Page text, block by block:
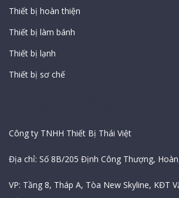
Thiết bị hoàn thiện
Thiết bị làm bánh
Thiết bị lạnh
Thiết bị sơ chế
Công ty TNHH Thiết Bị Thái Việt
Địa chỉ: Số 8B/205 Định Công Thượng,
VP: Tầng 8, Tháp A, Tòa New Skyline, KĐT